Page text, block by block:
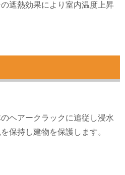
遮熱効果により室内温度上昇
ヘアークラックに追従し浸水
保持し建物を保護します。